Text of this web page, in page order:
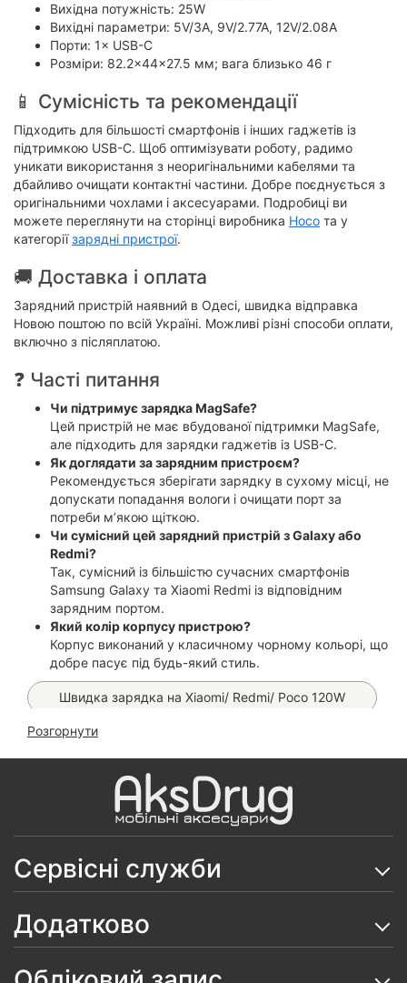
Вихідна потужність: 25W
Вихідні параметри: 5V/3A, 9V/2.77A, 12V/2.08A
Порти: 1× USB-C
Розміри: 82.2×44×27.5 мм; вага близько 46 г
📱 Сумісність та рекомендації
Підходить для більшості смартфонів і інших гаджетів із
підтримкою USB-C. Щоб оптимізувати роботу, радимо
уникати використання з неоригінальними кабелями та
дбайливо очищати контактні частини. Добре поєднується з
оригінальними чохлами і аксесуарами. Подробиці ви
можете переглянути на сторінці виробника Hoco та у
категоріїзарядні пристрої.
🚚 Доставка і оплата
Зарядний пристрій наявний в Одесі, швидка відправка
Новою поштою по всій Україні. Можливі різні способи оплати,
включно з післяплатою.
❓ Часті питання
Чи підтримує зарядка MagSafe?
Цей пристрій не має вбудованої підтримки MagSafe,
але підходить для зарядки гаджетів із USB-C.
Як доглядати за зарядним пристроєм?
Рекомендується зберігати зарядку в сухому місці, не
допускати попадання вологи і очищати порт за
потреби м’якою щіткою.
Чи сумісний цей зарядний пристрій з Galaxy або
Redmi?
Так, сумісний із більшістю сучасних смартфонів
Samsung Galaxy та Xiaomi Redmi із відповідним
зарядним портом.
Який колір корпусу пристрою?
Корпус виконаний у класичному чорному кольорі, що
добре пасує під будь-який стиль.
Швидка зарядка на Xiaomi/ Redmi/ Poco 120W
Зарядний пристрій Hoco C161A 40W Speed
Швидка зарядка для Samsung на 25W з кабелем
Type-C в комплекті.
Мережевий зарядний пристрій Hoco C102A Fuerza
Мережевий зарядний пристрій Hoco CS21A Rich
Мережевий зарядний пристрій Hoco C149A
Розгорнути
Сервісні служби
Додатково